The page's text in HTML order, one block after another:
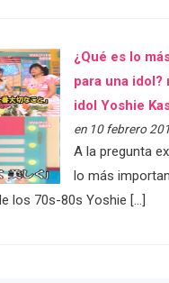
¿Qué es lo
para una idol?
idol Yoshie
en 10 febrero
A la pregunta
lo más
los 70s-80s Yoshie […]